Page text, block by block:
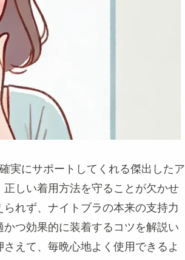
実にサポートしてくれる傑出したア
しい着用方法を守ることが欠かせ
れず、ナイトブラの本来の支持力
つ効果的に装着するコツを解説い
えて、毎晩心地よく使用できるよ